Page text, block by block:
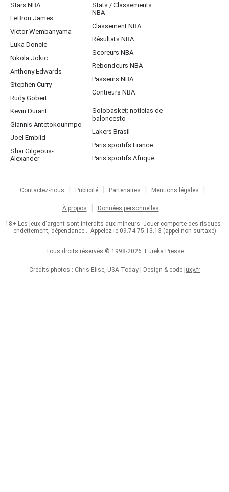
Stars NBA
LeBron James
Victor Wembanyama
Luka Doncic
Nikola Jokic
Anthony Edwards
Stephen Curry
Rudy Gobert
Kevin Durant
Giannis Antetokounmpo
Joel Embiid
Shai Gilgeous-
Alexander
Stats / Classements
NBA
Classement NBA
Résultats NBA
Scoreurs NBA
Rebondeurs NBA
Passeurs NBA
Contreurs NBA
Solobasket: noticias de
baloncesto
Lakers Brasil
Paris sportifs France
Paris sportifs Afrique
Contactez-nous Publicité Partenaires Mentions légales
À propos Données personnelles
18+ Les jeux d'argent sont interdits aux mineurs. Jouer comporte des risques :
endettement, dépendance... Appelez le 09.74.75.13.13 (appel non surtaxé)
Tous droits réservés © 1998-2026 Eureka Presse
Crédits photos : Chris Elise, USA Today | Design & code juxy.fr